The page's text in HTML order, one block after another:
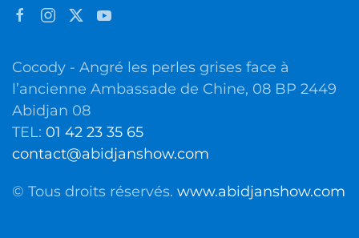
Cocody - Angré les perles grises face à
l’ancienne Ambassade de Chine, 08 BP 2449
Abidjan 08
TEL: 01 42 23 35 65
contact@abidjanshow.com
© Tous droits réservés. www.abidjanshow.com